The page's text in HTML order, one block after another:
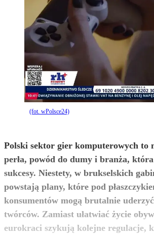
(fot. wPolsce24)
Polski sektor gier komputerowych to
perła, powód do dumy i branża,
sukcesy. Niestety, w brukselskich
powstają plany, które pod
konsumentów mogą brutalnie
twórców. Zamiast ułatwiać życie
eurokraci szykują kolejne regulacje,